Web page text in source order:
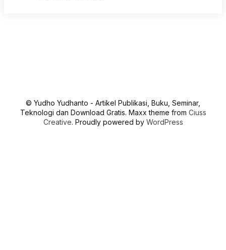
© Yudho Yudhanto - Artikel Publikasi, Buku, Seminar,
Teknologi dan Download Gratis. Maxx theme from Ciuss
Creative. Proudly powered by WordPress